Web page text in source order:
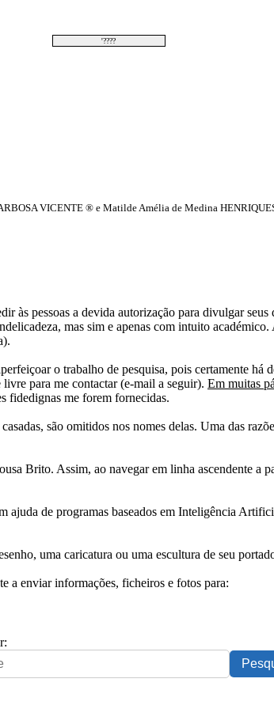
'????
VICENTE ® e Matilde Amélia de Medina
pessoas a devida autorização para divulgar seus
mas sim e apenas com intuito
o trabalho de pesquisa, pois certamente
para me contactar (e-mail a seguir). Em muitas
fidedignas me forem fornecidas.
são omitidos nos nomes delas. Uma das
Brito. Assim, ao navegar em linha ascendente a
ajuda de programas baseados em Inteligência
uma caricatura ou uma escultura de seu
a enviar informações, ficheiros e fotos para: